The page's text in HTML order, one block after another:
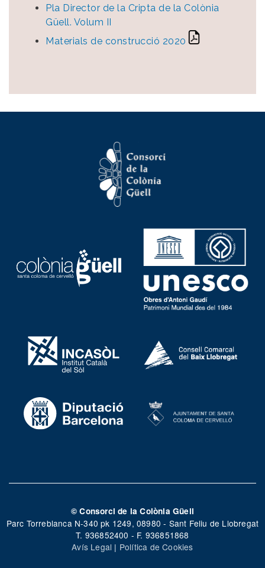
Pla Director de la Cripta de la Colònia
Güell. Volum II
Materials de construcció 2020
© Consorci de la Colònia Güell
Parc Torreblanca N-340 pk 1249, 08980 - Sant Feliu de Llobregat
T. 936852400 - F. 936851868
Avís Legal | Política de Cookies